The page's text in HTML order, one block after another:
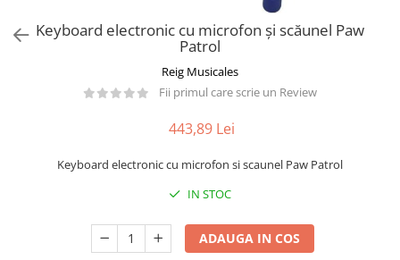
2-4 AniKeyboard electronic cu microfon și scăunel Paw
Patrol
Reig Musicales
Fii primul care scrie un Review
443,89 Lei
Keyboard electronic cu microfon si scaunel Paw Patrol
IN STOC
ADAUGA IN COS